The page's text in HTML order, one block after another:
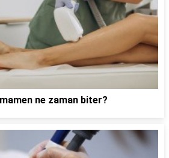
ne zaman biter?